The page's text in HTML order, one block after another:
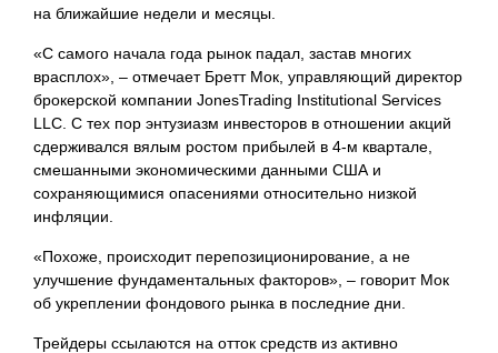
на ближайшие недели и месяцы.
«С самого начала года рынок падал, застав многих
врасплох», – отмечает Бретт Мок, управляющий директор
брокерской компании JonesTrading Institutional Services
LLC. С тех пор энтузиазм инвесторов в отношении акций
сдерживался вялым ростом прибылей в 4-м квартале,
смешанными экономическими данными США и
сохраняющимися опасениями относительно низкой
инфляции.
«Похоже, происходит перепозиционирование, а не
улучшение фундаментальных факторов», – говорит Мок
об укреплении фондового рынка в последние дни.
Трейдеры ссылаются на отток средств из активно